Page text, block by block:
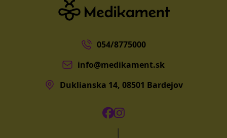
054/8775000
info@medikament.sk
Duklianska 14, 08501 Bardejov